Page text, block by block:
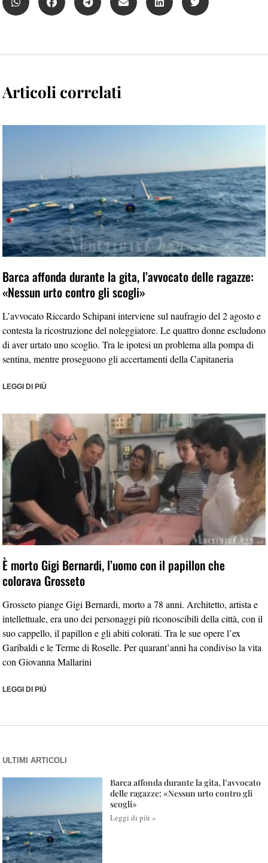
Articoli correlati
Barca affonda durante la gita, l’avvocato delle ragazze:
«Nessun urto contro gli scogli»
L’avvocato Riccardo Schipani interviene sul naufragio del 2 agosto e
contesta la ricostruzione del noleggiatore. Le quattro donne escludono
di aver urtato uno scoglio. Tra le ipotesi un problema alla pompa di
sentina, mentre proseguono gli accertamenti della Capitaneria
LEGGI DI PIÙ
È morto Gigi Bernardi, l’uomo con il papillon che
colorava Grosseto
Grosseto piange Gigi Bernardi, morto a 78 anni. Architetto, artista e
intellettuale, era uno dei personaggi più riconoscibili della città, con il
suo cappello, il papillon e gli abiti colorati. Tra le sue opere l’ex
Garibaldi e le Terme di Roselle. Per quarant’anni ha condiviso la vita
con Giovanna Mallarini
LEGGI DI PIÙ
ULTIMI ARTICOLI
Barca affonda durante la gita, l’avvocato
delle ragazze: «Nessun urto contro gli
scogli»
Leggi di più »